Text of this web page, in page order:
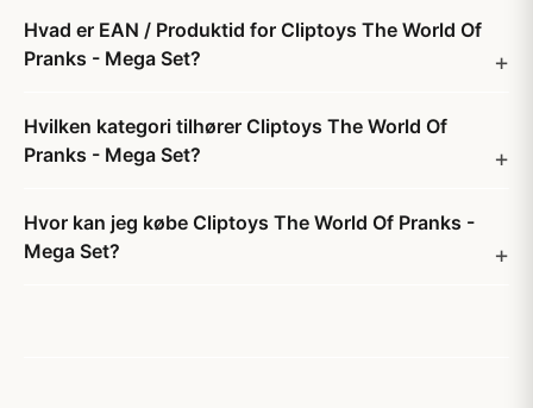
Hvad er EAN / Produktid for Cliptoys The World Of
Pranks - Mega Set?
Hvilken kategori tilhører Cliptoys The World Of
Pranks - Mega Set?
Hvor kan jeg købe Cliptoys The World Of Pranks -
Mega Set?